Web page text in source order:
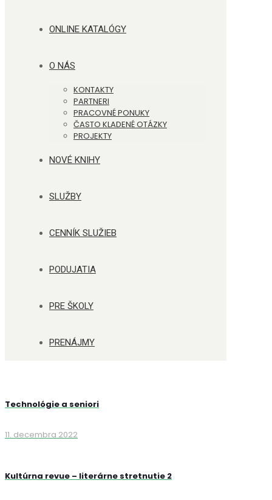
ONLINE KATALÓGY
O NÁS
KONTAKTY
PARTNERI
PRACOVNÉ PONUKY
ČASTO KLADENÉ OTÁZKY
PROJEKTY
NOVÉ KNIHY
SLUŽBY
CENNÍK SLUŽIEB
PODUJATIA
PRE ŠKOLY
PRENÁJMY
Technológie a seniori
11. decembra 2022
Kultúrna revue – literárne stretnutie 2